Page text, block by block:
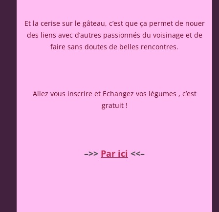
Et la cerise sur le gâteau, c’est que ça permet de nouer
des liens avec d’autres passionnés du voisinage et de
faire sans doutes de belles rencontres.
Allez vous inscrire et Echangez vos légumes , c’est
gratuit !
–>> Par ici <<–